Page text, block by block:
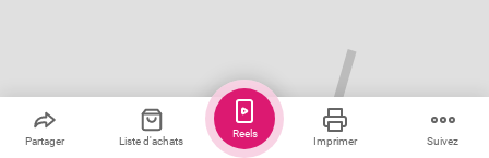
Partager Liste d'achats Imprimer Suivez
Reels